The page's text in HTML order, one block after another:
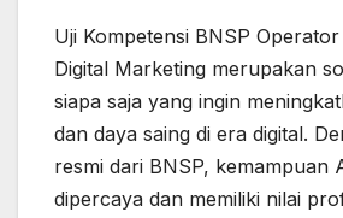
Uji Kompetensi BNSP
Digital Marketing merupakan
siapa saja yang ingin
dan daya saing di era digital.
resmi dari BNSP, kemampuan
dipercaya dan memiliki nilai